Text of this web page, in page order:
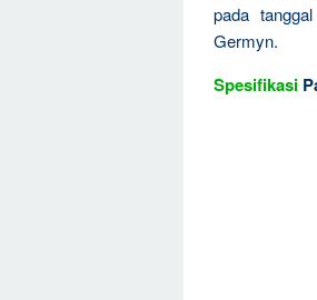
pada
Germyn.
Spesifikasi